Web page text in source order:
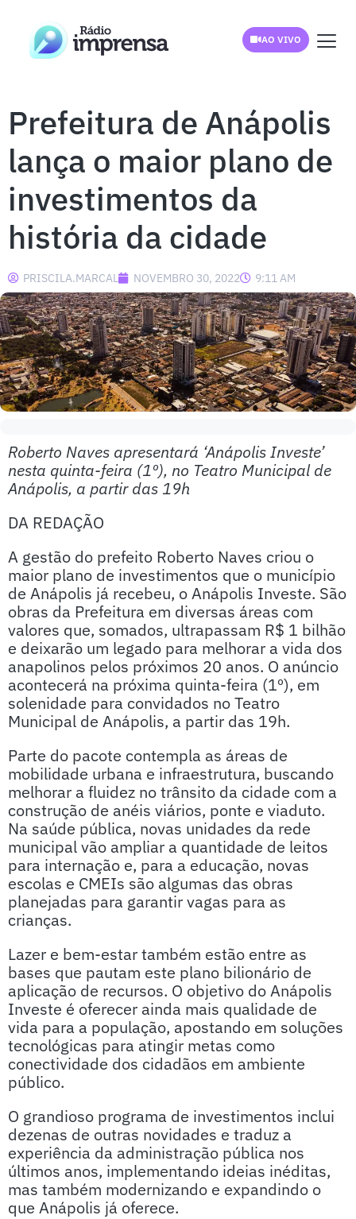
AO VIVO
Prefeitura de Anápolis
lança o maior plano de
investimentos da
história da cidade
PRISCILA.MARCAL NOVEMBRO 30, 2022 9:11 AM
Roberto Naves apresentará ‘Anápolis Investe’
nesta quinta-feira (1º), no Teatro Municipal de
Anápolis, a partir das 19h
DA REDAÇÃO
A gestão do prefeito Roberto Naves criou o
maior plano de investimentos que o município
de Anápolis já recebeu, o Anápolis Investe. São
obras da Prefeitura em diversas áreas com
valores que, somados, ultrapassam R$ 1 bilhão
e deixarão um legado para melhorar a vida dos
anapolinos pelos próximos 20 anos. O anúncio
acontecerá na próxima quinta-feira (1º), em
solenidade para convidados no Teatro
Municipal de Anápolis, a partir das 19h.
Parte do pacote contempla as áreas de
mobilidade urbana e infraestrutura, buscando
melhorar a fluidez no trânsito da cidade com a
construção de anéis viários, ponte e viaduto.
Na saúde pública, novas unidades da rede
municipal vão ampliar a quantidade de leitos
para internação e, para a educação, novas
escolas e CMEIs são algumas das obras
planejadas para garantir vagas para as
crianças.
Lazer e bem-estar também estão entre as
bases que pautam este plano bilionário de
aplicação de recursos. O objetivo do Anápolis
Investe é oferecer ainda mais qualidade de
vida para a população, apostando em soluções
tecnológicas para atingir metas como
conectividade dos cidadãos em ambiente
público.
O grandioso programa de investimentos inclui
dezenas de outras novidades e traduz a
experiência da administração pública nos
últimos anos, implementando ideias inéditas,
mas também modernizando e expandindo o
que Anápolis já oferece.